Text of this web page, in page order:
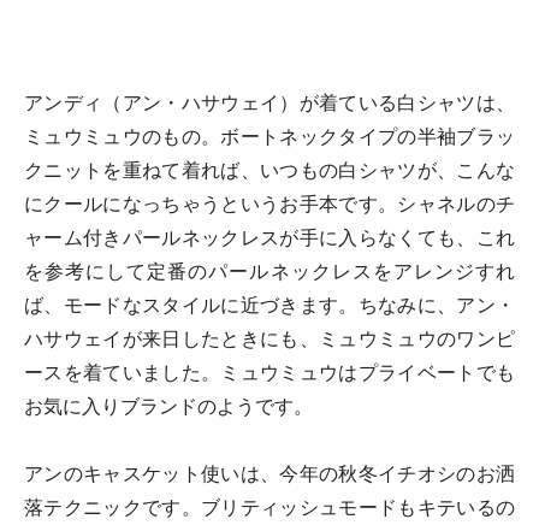
アンディ（アン・ハサウェイ）が着ている白シャツは、
ミュウミュウのもの。ボートネックタイプの半袖ブラッ
クニットを重ねて着れば、いつもの白シャツが、こんな
にクールになっちゃうというお手本です。シャネルのチ
ャーム付きパールネックレスが手に入らなくても、これ
を参考にして定番のパールネックレスをアレンジすれ
ば、モードなスタイルに近づきます。ちなみに、アン・
ハサウェイが来日したときにも、ミュウミュウのワンピ
ースを着ていました。ミュウミュウはプライベートでも
お気に入りブランドのようです。
アンのキャスケット使いは、今年の秋冬イチオシのお洒
落テクニックです。ブリティッシュモードもキテいるの